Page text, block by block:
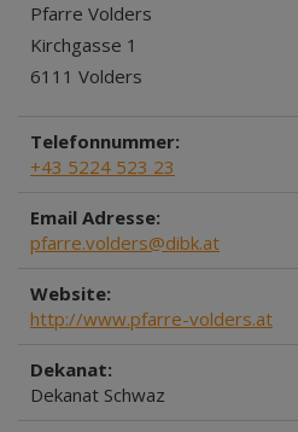
Pfarre Volders
Kirchgasse 1
6111 Volders
Telefonnummer:
+43 5224 523 23
Email Adresse:
pfarre.volders@dibk.at
Website:
http://www.pfarre-volders.at
Dekanat:
Dekanat Schwaz